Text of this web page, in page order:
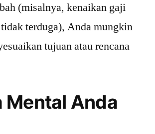
(misalnya, kenaikan gaji
terduga), Anda mungkin
tujuan atau rencana
Mental Anda